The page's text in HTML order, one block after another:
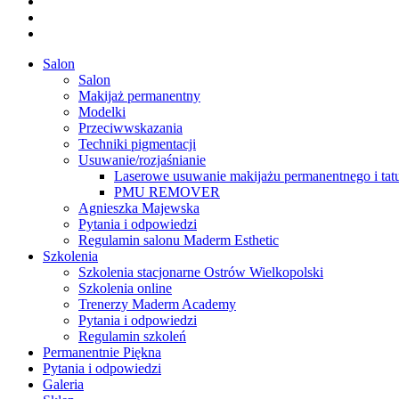
Close
Salon
Salon
Makijaż permanentny
Modelki
Przeciwwskazania
Techniki pigmentacji
Usuwanie/rozjaśnianie
Laserowe usuwanie makijażu permanentnego i
PMU REMOVER
Agnieszka Majewska
Pytania i odpowiedzi
Regulamin salonu Maderm Esthetic
Szkolenia
Szkolenia stacjonarne Ostrów Wielkopolski
Szkolenia online
Trenerzy Maderm Academy
Pytania i odpowiedzi
Regulamin szkoleń
Permanentnie Piękna
Pytania i odpowiedzi
Galeria